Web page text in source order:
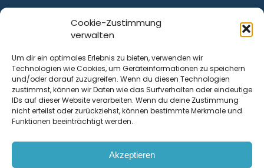
Cookie-Zustimmung
verwalten
Um dir ein optimales Erlebnis zu bieten, verwenden wir
Technologien wie Cookies, um Geräteinformationen zu speichern
und/oder darauf zuzugreifen. Wenn du diesen Technologien
zustimmst, können wir Daten wie das Surfverhalten oder eindeutige
IDs auf dieser Website verarbeiten. Wenn du deine Zustimmung
nicht erteilst oder zurückziehst, können bestimmte Merkmale und
Funktionen beeinträchtigt werden.
Akzeptieren
ist ein Service von
Krenn Real GmbH
Tischlerstraße 12
4050Traun| Österreich
Kontakt